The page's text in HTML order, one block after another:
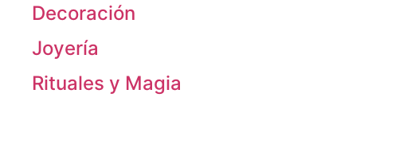
Decoración
Joyería
Rituales y Magia